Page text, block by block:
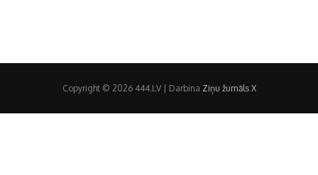
Copyright © 2026 444.LV | Darbina Ziņu žurnāls X